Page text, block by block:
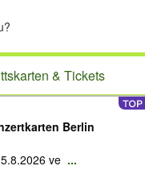
& Tickets
Berlin
ve ...